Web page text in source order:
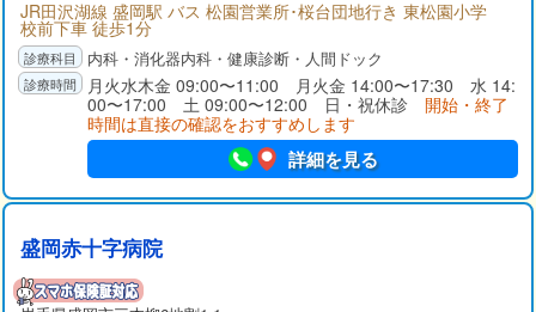
JR田沢湖線 盛岡駅 バス 松園営業所･桜台団地行き 東松園小学
校前下車 徒歩1分
内科・消化器内科・健康診断・人間ドック
月火水木金 09:00〜11:00 月火金 14:00〜17:30 水 14:
00〜17:00 土 09:00〜12:00 日・祝休診 開始・終了
時間は直接の確認をおすすめします
詳細を見る
盛岡赤十字病院